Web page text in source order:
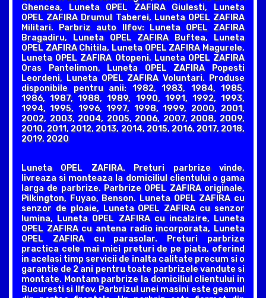
Ghencea, Luneta OPEL ZAFIRA Giulesti, Luneta
OPEL ZAFIRA Drumul Taberei, Luneta OPEL ZAFIRA
Militari. Parbriz auto Ilfov: Luneta OPEL ZAFIRA
Bragadiru, Luneta OPEL ZAFIRA Buftea, Luneta
OPEL ZAFIRA Chitila, Luneta OPEL ZAFIRA Magurele,
Luneta OPEL ZAFIRA Otopeni, Luneta OPEL ZAFIRA
Oras Pantelimon, Luneta OPEL ZAFIRA Popesti
Leordeni, Luneta OPEL ZAFIRA Voluntari. Produse
disponibile pentru anii: 1982, 1983, 1984, 1985,
1986, 1987, 1988, 1989, 1990, 1991, 1992, 1993,
1994, 1995, 1996, 1997, 1998, 1999, 2000, 2001,
2002, 2003, 2004, 2005, 2006, 2007, 2008, 2009,
2010, 2011, 2012, 2013, 2014, 2015, 2016, 2017, 2018,
2019, 2020
Luneta OPEL ZAFIRA. Preturi parbrize vinde,
livreaza si monteaza la domiciliul clientului o gama
larga de parbrize. Parbrize OPEL ZAFIRA originale,
Pilkington, Fuyao, Benson. Luneta OPEL ZAFIRA cu
senzor de ploaie, Luneta OPEL ZAFIRA cu senzor
lumina, Luneta OPEL ZAFIRA cu incalzire, Luneta
OPEL ZAFIRA cu antena radio incorporata, Luneta
OPEL ZAFIRA cu parasolar. Preturi parbrize
practica cele mai mici preturi de pe piata, oferind
in acelasi timp servicii de inalta calitate precum si o
garantie de 2 ani pentru toate parbrizele vandute si
montate. Montam parbrize la domiciliul clientului in
Bucuresti si Ilfov. Parbrizul unei masini este geamul